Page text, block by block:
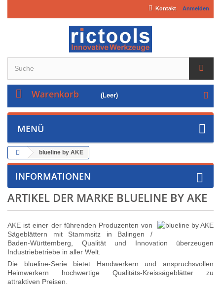
Anmelden
Kontakt
Warenkorb (Leer)
MENÜ
blueline by AKE
INFORMATIONEN
ARTIKEL DER MARKE BLUELINE BY AKE
AKE ist einer der führenden Produzenten von
Sägeblättern mit Stammsitz in Balingen /
Baden-Württemberg, Qualität und Innovation überzeugen
Industriebetriebe in aller Welt.
Die blueline-Serie bietet Handwerkern und anspruchsvollen
Heimwerkern hochwertige Qualitäts-Kreissägeblätter zu
attraktiven Preisen.